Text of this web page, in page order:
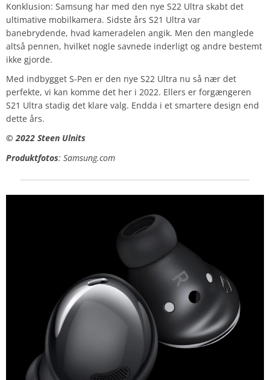
Konklusion: Samsung har med den nye S22 Ultra skabt det
ultimative mobilkamera. Sidste års S21 Ultra var
banebrydende, hvad kameradelen angik. Men den manglede
altså pennen, hvilket nogle savnede inderligt og andre bestemt
ikke gjorde.
Med indbygget S-Pen er den nye S22 Ultra nu så nær det
perfekte, vi kan komme det her i 2022. Ellers er forgængeren
S21 Ultra stadig det klare valg. Endda i et smartere design end
dette års.
© 2022 Steen Ulnits
Produktfotos: Samsung.com